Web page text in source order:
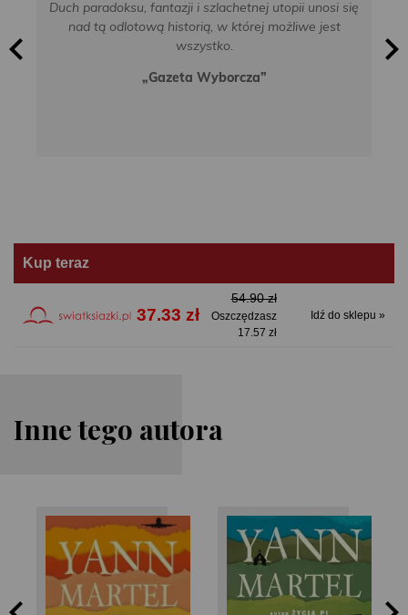
Duch paradoksu, fantazji i szlachetnej utopii unosi się
nad tą odlotową historią, w której możliwe jest
wszystko.
„Gazeta Wyborcza”
Kup teraz
37.33 zł
54.90 zł
Oszczędzasz
17.57 zł
Idź do sklepu »
Inne tego autora
Yann Martel Yann Martel